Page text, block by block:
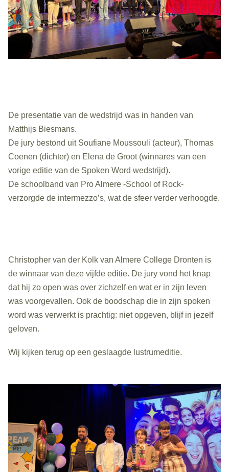
De presentatie van de wedstrijd was in handen van
Matthijs Biesmans.
De jury bestond uit Soufiane Moussouli (acteur), Thomas
Coenen (dichter) en Elena de Groot (winnares van een
vorige editie van de Spoken Word wedstrijd).
De schoolband van Pro Almere -School of Rock-
verzorgde de intermezzo’s, wat de sfeer verder verhoogde.
Christopher van der Kolk van Almere College Dronten is
de winnaar van deze vijfde editie. De jury vond het knap
dat hij zo open was over zichzelf en wat er in zijn leven
was voorgevallen. Ook de boodschap die in zijn spoken
word was verwerkt is prachtig: niet opgeven, blijf in jezelf
geloven.
Wij kijken terug op een geslaagde lustrumeditie.